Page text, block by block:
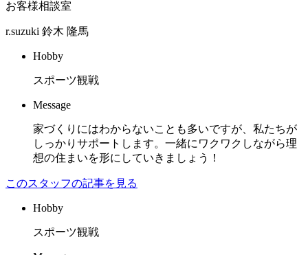
お客様相談室
r.suzuki 鈴木 隆馬
Hobby
スポーツ観戦
Message
家づくりにはわからないことも多いですが、私たちが
しっかりサポートします。一緒にワクワクしながら理
想の住まいを形にしていきましょう！
このスタッフの記事を見る
Hobby
スポーツ観戦